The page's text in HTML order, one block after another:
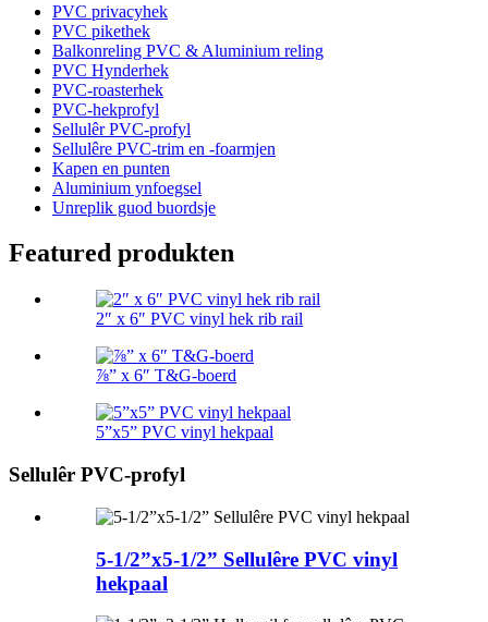
PVC privacyhek
PVC pikethek
Balkonreling PVC & Aluminium reling
PVC Hynderhek
PVC-roasterhek
PVC-hekprofyl
Sellulêr PVC-profyl
Sellulêre PVC-trim en -foarmjen
Kapen en punten
Aluminium ynfoegsel
Unreplik guod buordsje
Featured produkten
2″ x 6″ PVC vinyl hek rib rail
⅞” x 6″ T&G-boerd
5”x5” PVC vinyl hekpaal
Sellulêr PVC-profyl
5-1/2”x5-1/2” Sellulêre PVC vinyl
hekpaal